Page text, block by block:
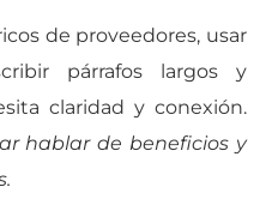
de proveedores, usar
párrafos largos y
claridad y conexión.
hablar de beneficios y